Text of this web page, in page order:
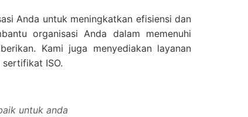
Anda untuk meningkatkan efisiensi dan
organisasi Anda dalam memenuhi
Kami juga menyediakan layanan
ISO.
untuk anda